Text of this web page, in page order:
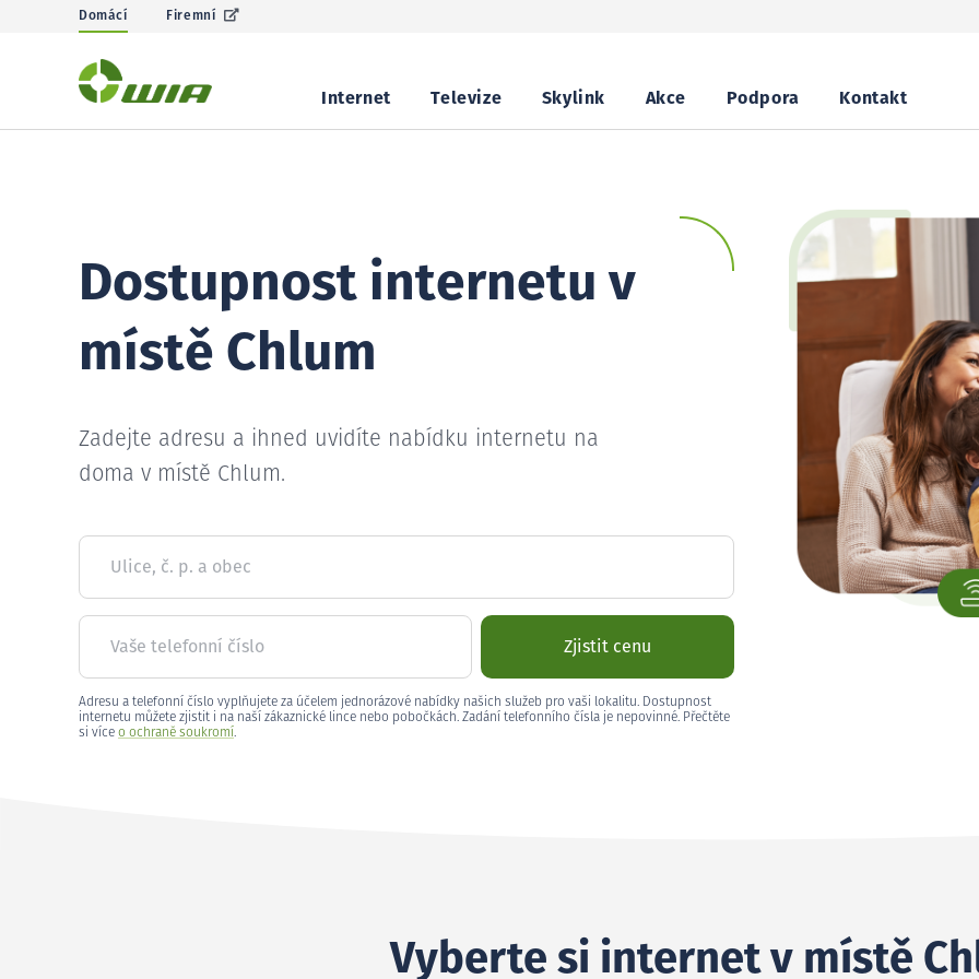
Domácí Firemní
Internet Televize Skylink Akce Podpora Kontakt
Dostupnost internetu v
místě Chlum
Zadejte adresu a ihned uvidíte nabídku internetu na
doma v místě Chlum.
Ulice, č. p. a obec
Vaše telefonní číslo Zjistit cenu
Adresu a telefonní číslo vyplňujete za účelem jednorázové nabídky našich služeb pro vaši lokalitu. Dostupnost
internetu můžete zjistit i na naší zákaznické lince nebo pobočkách. Zadání telefonního čísla je nepovinné. Přečtěte
si více o ochraně soukromí.
Vyberte si internet v místě